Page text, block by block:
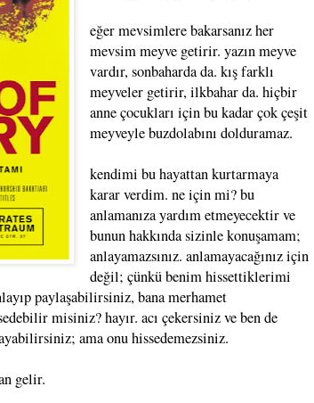
eğer mevsimlere bakarsanız her
mevsim meyve getirir. yazın meyve
vardır, sonbaharda da. kış farklı
meyveler getirir, ilkbahar da. hiçbir
anne çocukları için bu kadar çok çeşit
meyveyle buzdolabını dolduramaz.
kendimi bu hayattan kurtarmaya
karar verdim. ne için mi? bu
anlamanıza yardım etmeyecektir ve
bunun hakkında sizinle konuşamam;
anlayamazsınız. anlamayacağınız için
değil; çünkü benim hissettiklerimi
paylaşabilirsiniz, bana merhamet
misiniz? hayır. acı çekersiniz ve ben de
ama onu hissedemezsiniz.
gelir.